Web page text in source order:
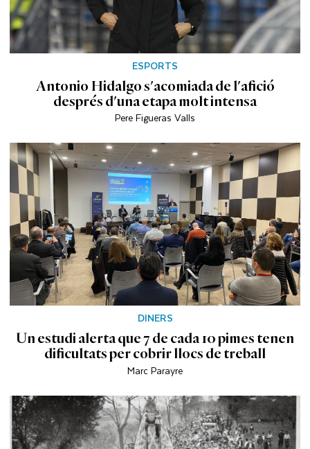
ESPORTS
Antonio Hidalgo s'acomiada de l'afició
després d'una etapa molt intensa
Pere Figueras Valls
DINERS
Un estudi alerta que 7 de cada 10 pimes tenen
dificultats per cobrir llocs de treball
Marc Parayre